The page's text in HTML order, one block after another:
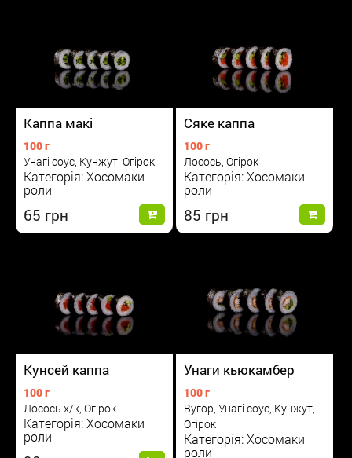
Каппа макі
100 г
Унагі соус, Кунжут, Огірок
Категорія: Хосомаки
роли
65
Сяке каппа
100 г
Лосось, Огірок
Категорія: Хосомаки
роли
85
Кунсей каппа
100 г
Лосось х/к, Огірок
Категорія: Хосомаки
роли
Унаги кьюкамбер
100 г
Вугор, Унагі соус, Кунжут,
Огірок
Категорія: Хосомаки
роли